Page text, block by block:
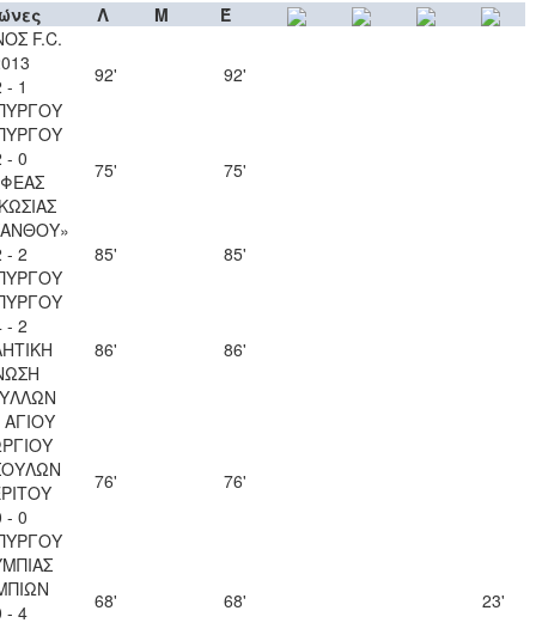
Λ Μ
Έ
F.C.
- 1
92' 92'
- 0
75' 75'
- 2
85'
85'
- 2
86' 86'
- 0
76' 76'
- 4
68' 68' 23'